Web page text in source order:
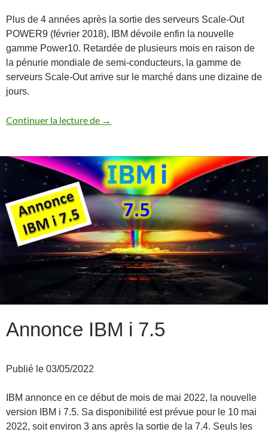
Plus de 4 années après la sortie des serveurs Scale-Out
POWER9 (février 2018), IBM dévoile enfin la nouvelle
gamme Power10. Retardée de plusieurs mois en raison de
la pénurie mondiale de semi-conducteurs, la gamme de
serveurs Scale-Out arrive sur le marché dans une dizaine de
jours.
Continuer la lecture de Annonce des serveurs Power10 Scale-
→
Annonce IBM i 7.5
Publié le 03/05/2022
IBM annonce en ce début de mois de mai 2022, la nouvelle
version IBM i 7.5. Sa disponibilité est prévue pour le 10 mai
2022, soit environ 3 ans après la sortie de la 7.4. Seuls les